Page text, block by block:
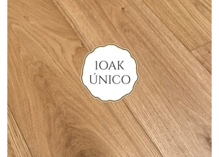
.
Suelos de roble premium a
precios inmejorables
Ver colección